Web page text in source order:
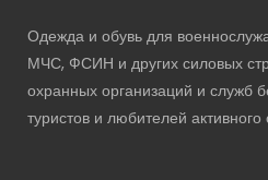
Одежда и обувь для
МЧС, ФСИН и других силовых
охранных организаций и служб
туристов и любителей активного